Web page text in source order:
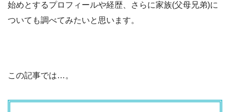
始めとするプロフィールや経歴、さらに家族(父母兄弟)に
ついても調べてみたいと思います。
この記事では…。